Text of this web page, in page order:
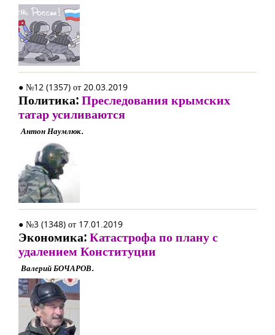
● №12 (1357) от 20.03.2019
Политика:Преследования крымских
татар усиливаются
Антон Наумлюк.
● №3 (1348) от 17.01.2019
Экономика:Катастрофа по плану с
удалением Конституции
Валерий БОЧАРОВ.